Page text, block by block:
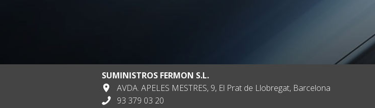
SUMINISTROS FERMON S.L.
AVDA. APELES MESTRES, 9, El Prat de Llobregat, Barcelona
93 379 03 20